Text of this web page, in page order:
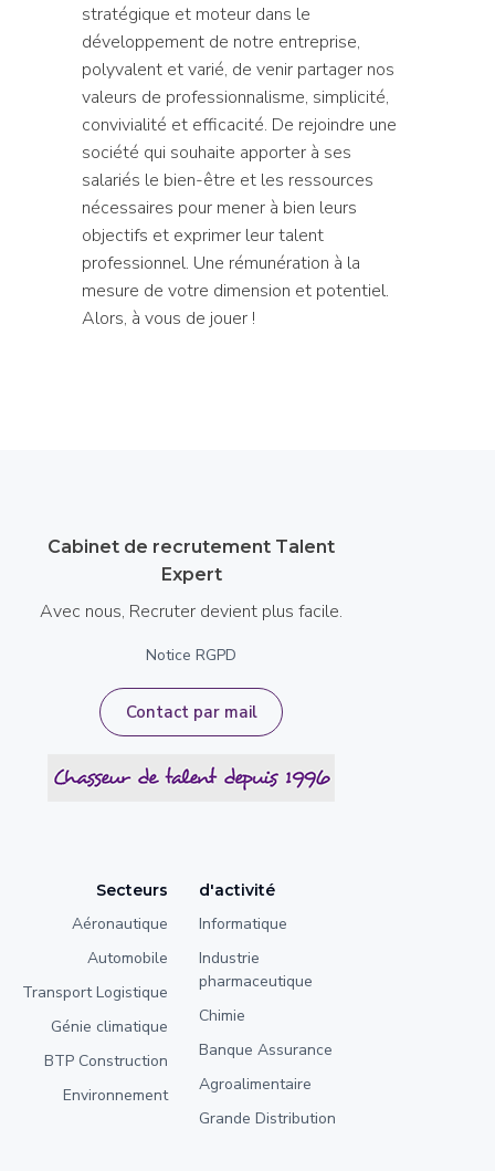
stratégique et moteur dans le
développement de notre entreprise,
polyvalent et varié, de venir partager nos
valeurs de professionnalisme, simplicité,
convivialité et efficacité. De rejoindre une
société qui souhaite apporter à ses
salariés le bien-être et les ressources
nécessaires pour mener à bien leurs
objectifs et exprimer leur talent
professionnel. Une rémunération à la
mesure de votre dimension et potentiel.
Alors, à vous de jouer !
Cabinet de recrutement Talent
Expert
Avec nous, Recruter devient plus facile.
Notice RGPD
Contact par mail
Secteurs
Aéronautique
Automobile
Transport Logistique
Génie climatique
BTP Construction
Environnement
d'activité
Informatique
Industrie
pharmaceutique
Chimie
Banque Assurance
Agroalimentaire
Grande Distribution